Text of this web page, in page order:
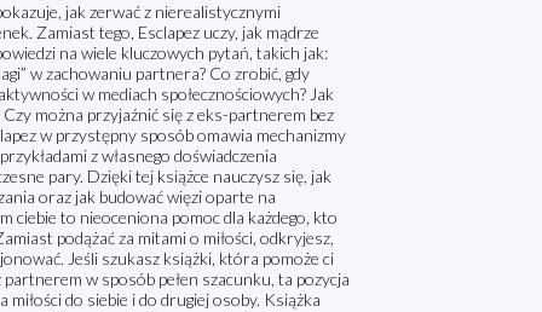
jak zerwać z nierealistycznymi
Zamiast tego, Esclapez uczy, jak mądrze
na wiele kluczowych pytań, takich jak:
w zachowaniu partnera? Co zrobić, gdy
w mediach społecznościowych? Jak
można przyjaźnić się z eks-partnerem bez
w przystępny sposób omawia mechanizmy
z własnego doświadczenia
pary. Dzięki tej książce nauczysz się, jak
oraz jak budować więzi oparte na
ciebie to nieoceniona pomoc dla każdego, kto
podążać za mitami o miłości, odkryjesz,
Jeśli szukasz książki, która pomoże ci
w sposób pełen szacunku, ta pozycja
miłości do siebie i do drugiej osoby. Książka